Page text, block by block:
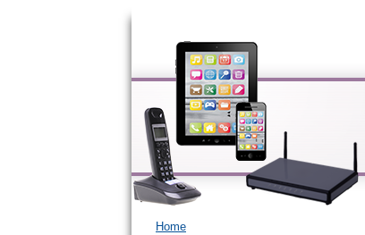
Home